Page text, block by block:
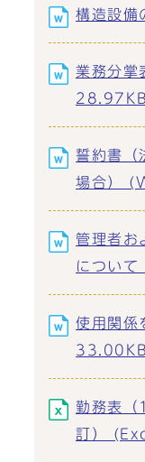
構造設
業務分掌
誓約書（
場合）
管理者お
につい
使用関係
勤務表（
訂）